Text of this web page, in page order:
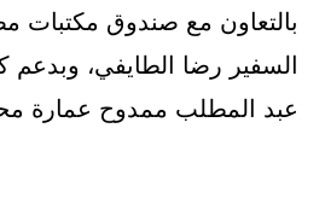
بالتعاون مع صندوق مكتبات
السفير رضا الطايفي،
عبد المطلب ممدوح عمارة